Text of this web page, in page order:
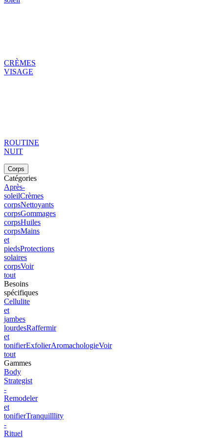
CRÈMES
VISAGE
ROUTINE
NUIT
Corps
Catégories
Après-
soleilCrèmes
corpsNettoyants
corpsGommages
corpsHuiles
corpsMains
et
piedsProtections
solaires
corpsVoir
tout
Besoins
spécifiques
Cellulite
et
jambes
lourdesRaffermir
et
tonifierExfolierAromachologieVoir
tout
Gammes
Body
Strategist
-
Remodeler
et
tonifierTranquilllity
-
Rituel